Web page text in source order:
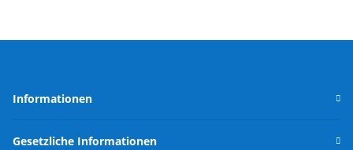
Informationen
Gesetzliche Informationen